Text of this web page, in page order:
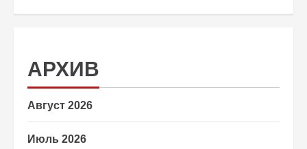
АРХИВ
Август 2026
Июль 2026